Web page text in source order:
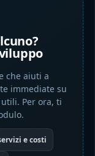
che aiuti a
immediate su
Per ora, ti
e costi